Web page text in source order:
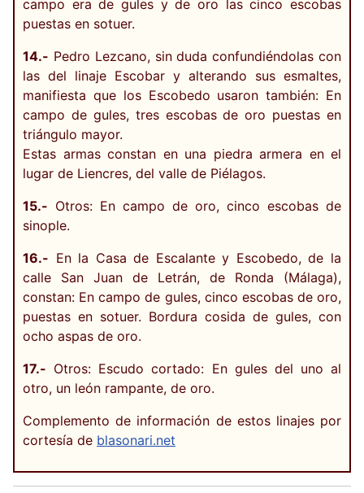
campo era de gules y de oro las cinco escobas
puestas en sotuer.
14.- Pedro Lezcano, sin duda confundiéndolas con
las del linaje Escobar y alterando sus esmaltes,
manifiesta que los Escobedo usaron también: En
campo de gules, tres escobas de oro puestas en
triángulo mayor.
Estas armas constan en una piedra armera en el
lugar de Liencres, del valle de Piélagos.
15.- Otros: En campo de oro, cinco escobas de
sinople.
16.- En la Casa de Escalante y Escobedo, de la
calle San Juan de Letrán, de Ronda (Málaga),
constan: En campo de gules, cinco escobas de oro,
puestas en sotuer. Bordura cosida de gules, con
ocho aspas de oro.
17.- Otros: Escudo cortado: En gules del uno al
otro, un león rampante, de oro.
Complemento de información de estos linajes por
cortesía de blasonari.net